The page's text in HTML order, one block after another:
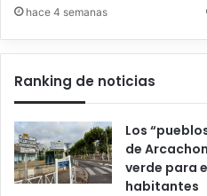
hace 4 semanas
Ranking de noticias
Los
de
verde para
habitantes